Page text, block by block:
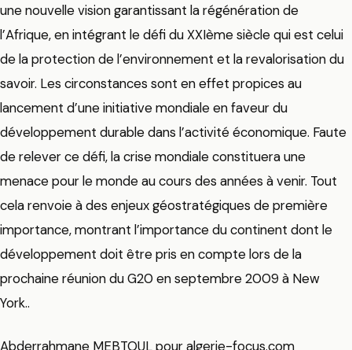
une nouvelle vision garantissant la régénération de
l’Afrique, en intégrant le défi du XXIème siècle qui est celui
de la protection de l’environnement et la revalorisation du
savoir. Les circonstances sont en effet propices au
lancement d’une initiative mondiale en faveur du
développement durable dans l’activité économique. Faute
de relever ce défi, la crise mondiale constituera une
menace pour le monde au cours des années à venir. Tout
cela renvoie à des enjeux géostratégiques de première
importance, montrant l’importance du continent dont le
développement doit être pris en compte lors de la
prochaine réunion du G20 en septembre 2009 à New
York..
Abderrahmane MEBTOUL pour algerie-focus.com